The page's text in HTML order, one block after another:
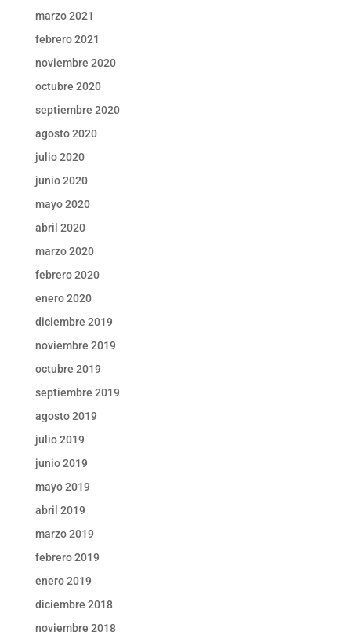
marzo 2021
febrero 2021
noviembre 2020
octubre 2020
septiembre 2020
agosto 2020
julio 2020
junio 2020
mayo 2020
abril 2020
marzo 2020
febrero 2020
enero 2020
diciembre 2019
noviembre 2019
octubre 2019
septiembre 2019
agosto 2019
julio 2019
junio 2019
mayo 2019
abril 2019
marzo 2019
febrero 2019
enero 2019
diciembre 2018
noviembre 2018